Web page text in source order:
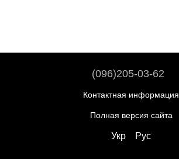
(096)205-03-62
Контактная информация
Полная версия сайта
Укр Рус